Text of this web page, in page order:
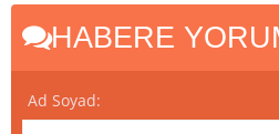
HABERE
Ad Soyad: